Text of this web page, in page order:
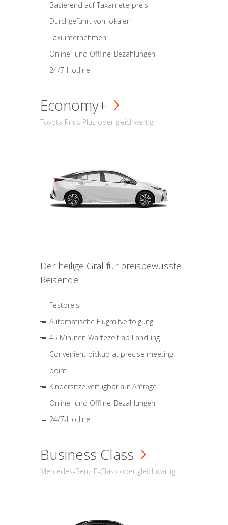
Basierend auf Taxameterpreis
Durchgeführt von lokalen
Taxiunternehmen
Online- und Offline-Bezahlungen
24/7-Hotline
Economy+
Toyota Prius Plus oder gleichwertig
Der heilige Gral für preisbewusste
Reisende
Festpreis
Automatische Flugmitverfolgung
45 Minuten Wartezeit ab Landung
Convenient pickup at precise meeting
point
Kindersitze verfügbar auf Anfrage
Online- und Offline-Bezahlungen
24/7-Hotline
Business Class
Mercedes-Benz E-Class oder gleichwärtig